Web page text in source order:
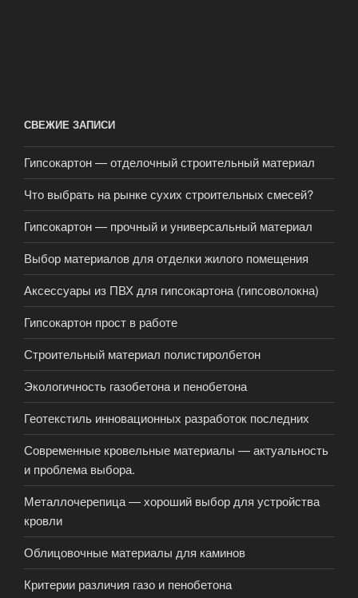
СВЕЖИЕ ЗАПИСИ
Гипсокартон — отделочный строительный материал
Что выбрать на рынке сухих строительных смесей?
Гипсокартон — прочный и универсальный материал
Выбор материалов для отделки жилого помещения
Аксессуары из ПВХ для гипсокартона (гипсоволокна)
Гипсокартон прост в работе
Строительный материал полистиролбетон
Экологичность газобетона и пенобетона
Геотекстиль инновационных разработок последних
Современные кровельные материалы — актуальность
и проблема выбора.
Металлочерепица — хороший выбор для устройства
кровли
Облицовочные материалы для каминов
Критерии различия газо и пенобетона